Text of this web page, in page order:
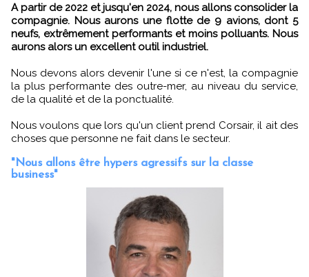
A partir de 2022 et jusqu'en 2024, nous allons consolider la
compagnie. Nous aurons une flotte de 9 avions, dont 5
neufs, extrêmement performants et moins polluants. Nous
aurons alors un excellent outil industriel.
Nous devons alors devenir l'une si ce n'est, la compagnie
la plus performante des outre-mer, au niveau du service,
de la qualité et de la ponctualité.
Nous voulons que lors qu'un client prend Corsair, il ait des
choses que personne ne fait dans le secteur.
"Nous allons être hypers agressifs sur la classe
business"